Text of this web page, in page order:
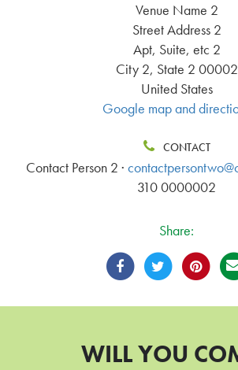
Venue Name 2
Street Address 2
Apt, Suite, etc 2
City 2, State 2 00002
United States
Google map and
CONTACT
Contact Person 2 ·
310 0000002
Share:
WILL YOU